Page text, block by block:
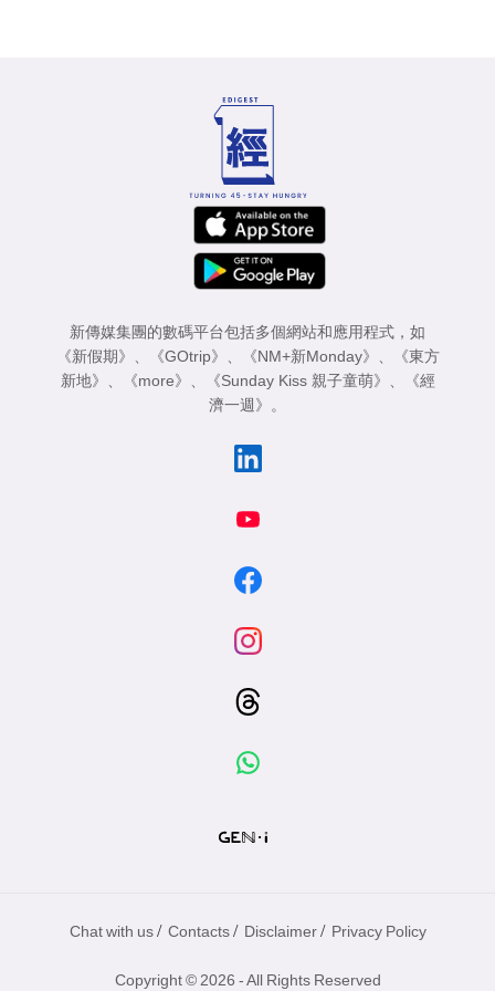
新傳媒集團的數碼平台包括多個網站和應用程式，如
《新假期》
《GOtrip》 《NM+新Monday》
《東方
新地》
《more》 《Sunday Kiss 親子童萌》
《經
濟一週》
。
Chat with us / Contacts / Disclaimer / Privacy Policy
Copyright © 2026 - All Rights Reserved